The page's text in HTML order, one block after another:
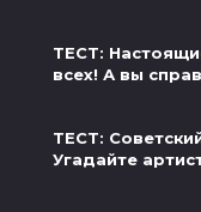
ТЕСТ:
всех! А вы
ТЕСТ:
Угадайте